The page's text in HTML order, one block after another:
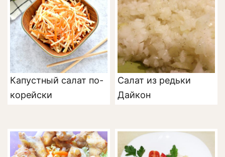
Капустный салат по-
корейски
Салат из редьки
Дайкон